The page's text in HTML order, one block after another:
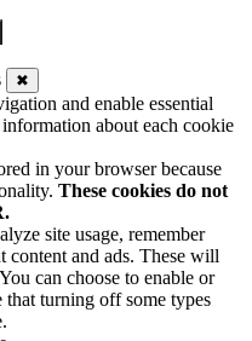
✖
and enable essential
about each cookie
in your browser because
These cookies do not
site usage, remember
content and ads. These will
can choose to enable or
that turning off some types